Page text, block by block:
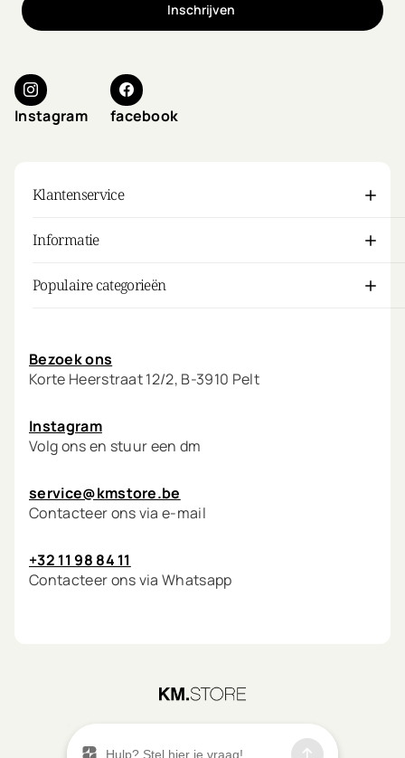
Inschrijven
Instagram facebook
Klantenservice
Informatie
Populaire categorieën
Bezoek ons
Korte Heerstraat 12/2, B-3910 Pelt
Instagram
Volg ons en stuur een dm
service@kmstore.be
Contacteer ons via e-mail
+32 11 98 84 11
Contacteer ons via Whatsapp